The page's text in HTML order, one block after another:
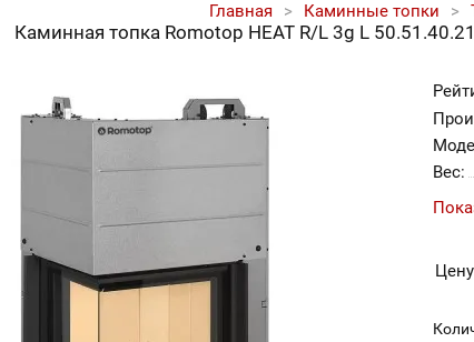
Главная Каминные топки
Каминная топка Romotop HEAT R/L 3g L
Вес: